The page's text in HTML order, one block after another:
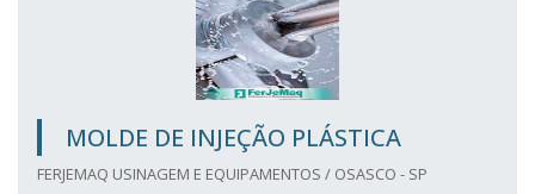
MOLDE DE INJEÇÃO PLÁSTICA
FERJEMAQ USINAGEM E EQUIPAMENTOS / OSASCO - SP